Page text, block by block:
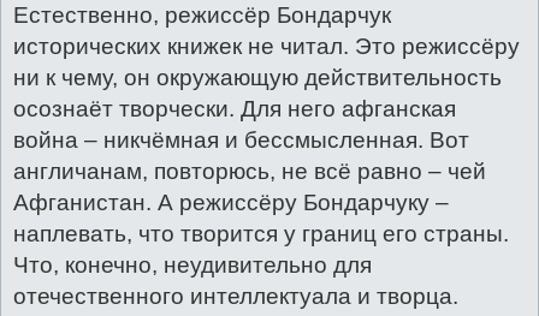
Естественно, режиссёр Бондарчук
исторических книжек не читал. Это режиссёру
ни к чему, он окружающую действительность
осознаёт творчески. Для него афганская
война – никчёмная и бессмысленная. Вот
англичанам, повторюсь, не всё равно – чей
Афганистан. А режиссёру Бондарчуку –
наплевать, что творится у границ его страны.
Что, конечно, неудивительно для
отечественного интеллектуала и творца.